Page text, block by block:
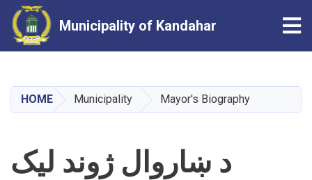
main
content
Municipality of Kandahar
HOME Municipality Mayor's Biography
د ښاروال ژوند لیک